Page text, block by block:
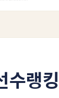
랭킹